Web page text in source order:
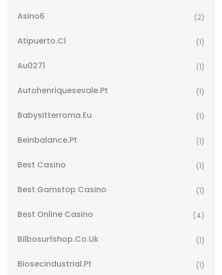
Asino6 (2)
Atipuerto.cl (1)
Au0271 (1)
Autohenriquesevale.pt (1)
Babysitterroma.eu (1)
Beinbalance.pt (1)
Best Casino (1)
Best Gamstop Casino (1)
Best Online Casino (4)
Bilbosurfshop.co.uk (1)
Biosecindustrial.pt (1)